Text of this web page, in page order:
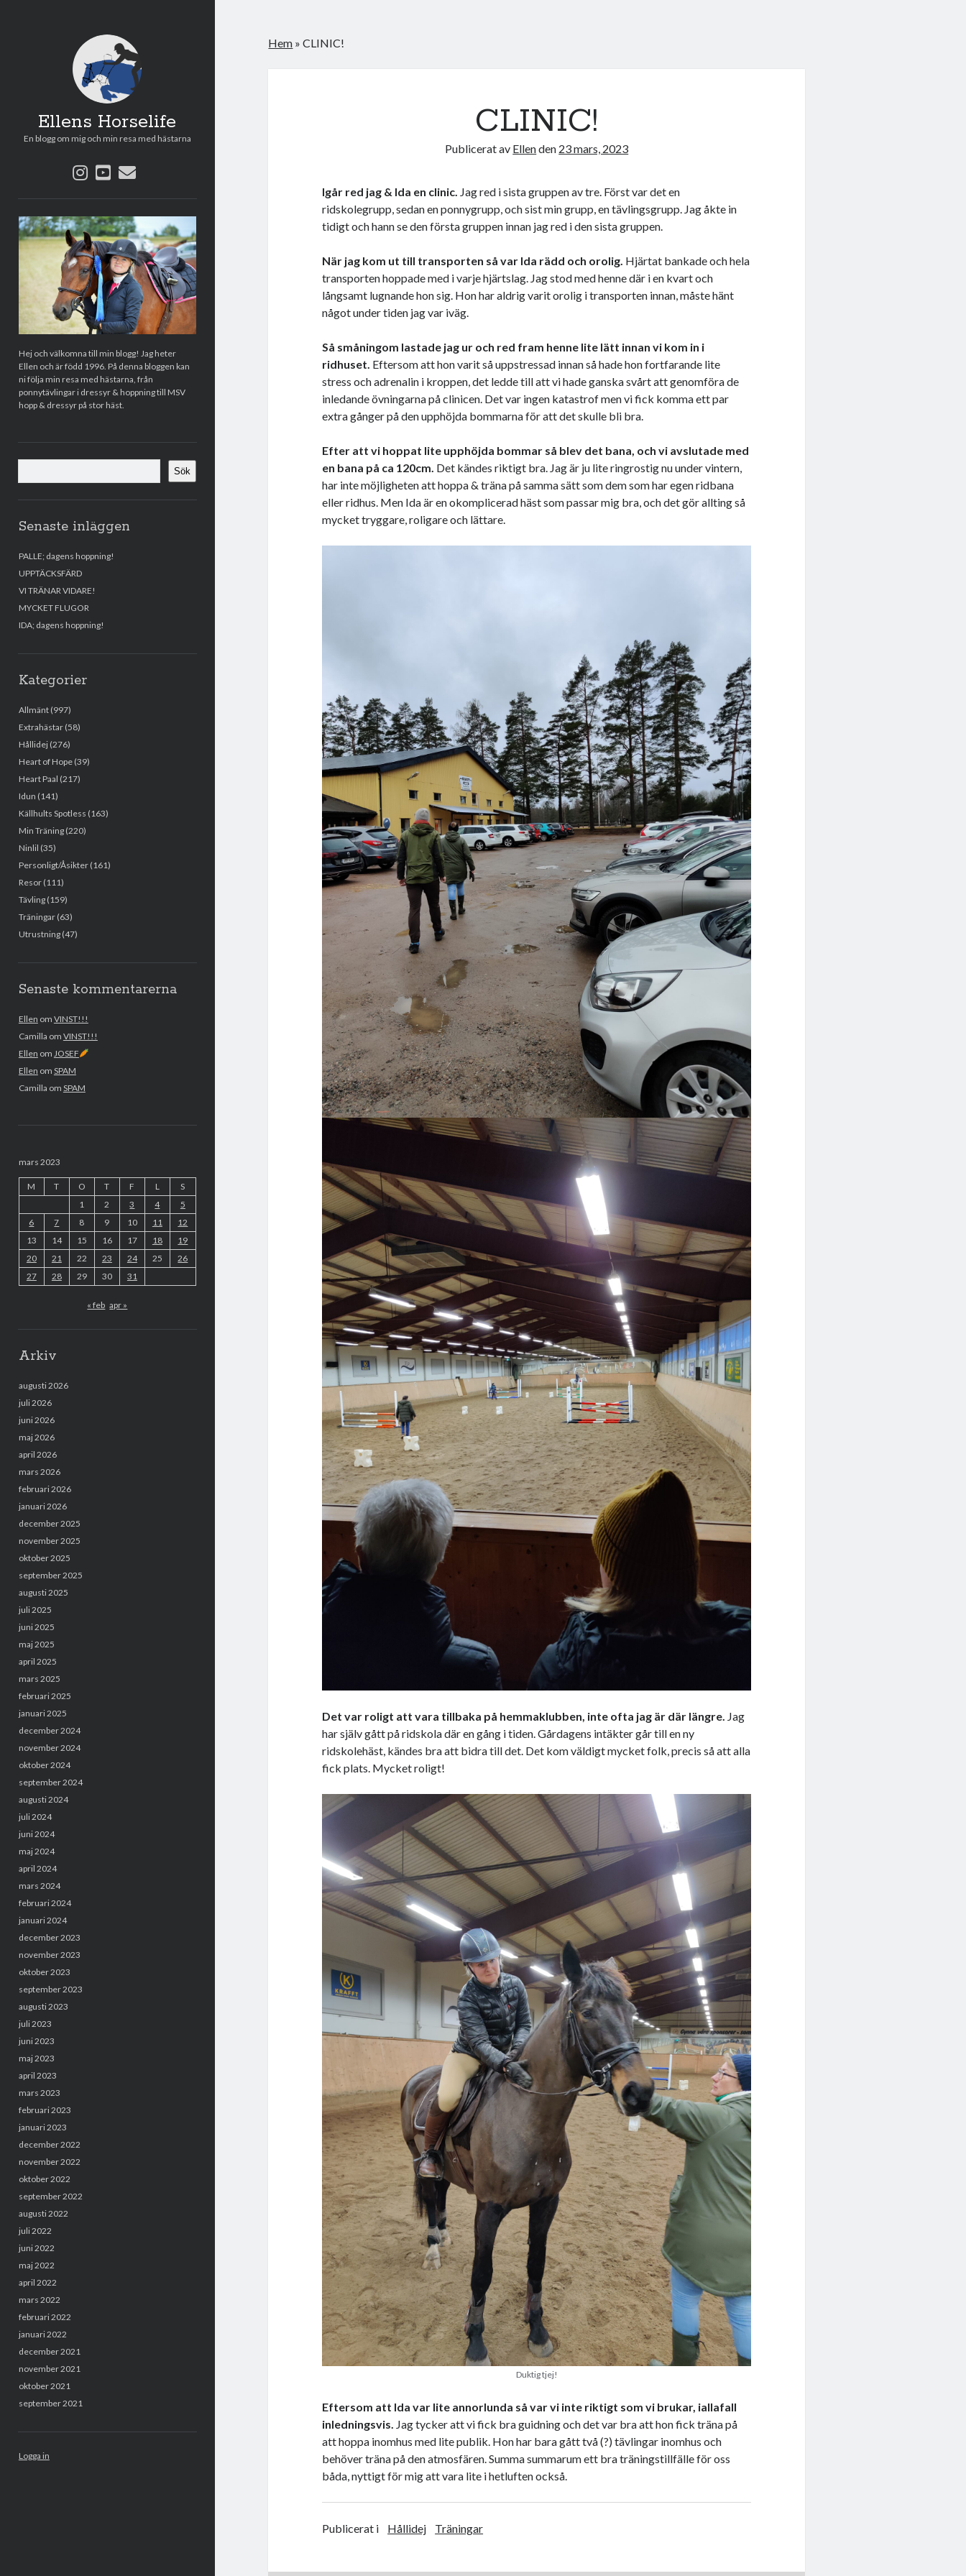
Ellens Horselife
En blogg om mig och min resa med hästarna
instagram
youtube
e-
Sidopanel
Hej och välkomna till min blogg! Jag heter
Ellen och är född 1996. På denna bloggen kan
ni följa min resa med hästarna, från
ponnytävlingar i dressyr & hoppning till MSV
hopp & dressyr på stor häst.
Sök
Senaste inläggen
PALLE; dagens hoppning!
UPPTÄCKSFÄRD
VI TRÄNAR VIDARE!
MYCKET FLUGOR
IDA; dagens hoppning!
Kategorier
Allmänt(997)
Extrahästar(58)
Hållidej(276)
Heart of Hope(39)
Heart Paal (217)
Idun (141)
Källhults Spotless (163)
Min Träning(220)
Ninlil (35)
Personligt/Åsikter(161)
Resor(111)
Tävling(159)
Träningar(63)
Utrustning(47)
Senaste kommentarerna
Ellen om VINST!!!
Camilla om VINST!!!
Ellen om JOSEF
Ellen om SPAM
Camilla om SPAM
mars 2023
M T O T F L
S
1
2 3 4
5
6
7 8 9 10 11
12
13
14 15 16 17 18
19
20
21 22 23 24 25
26
27
28 29 30 31
« feb apr »
Arkiv
augusti 2026
juli 2026
juni 2026
maj 2026
april 2026
mars 2026
februari 2026
januari 2026
december 2025
november 2025
oktober 2025
september 2025
augusti 2025
juli 2025
juni 2025
maj 2025
april 2025
mars 2025
februari 2025
januari 2025
december 2024
november 2024
oktober 2024
september 2024
augusti 2024
juli 2024
juni 2024
maj 2024
april 2024
mars 2024
februari 2024
januari 2024
december 2023
november 2023
oktober 2023
september 2023
augusti 2023
juli 2023
juni 2023
maj 2023
april 2023
mars 2023
februari 2023
januari 2023
december 2022
november 2022
oktober 2022
september 2022
augusti 2022
juli 2022
juni 2022
maj 2022
april 2022
mars 2022
februari 2022
januari 2022
december 2021
november 2021
oktober 2021
september 2021
Logga in
Hem »CLINIC!
CLINIC!
Publicerat av Ellenden 23 mars, 2023
Igår red jag & Ida en clinic. Jag red i sista gruppen av tre. Först var det en
ridskolegrupp, sedan en ponnygrupp, och sist min grupp, en tävlingsgrupp. Jag åkte in
tidigt och hann se den första gruppen innan jag red i den sista gruppen.
När jag kom ut till transporten så var Ida rädd och orolig. Hjärtat bankade och hela
transporten hoppade med i varje hjärtslag. Jag stod med henne där i en kvart och
långsamt lugnande hon sig. Hon har aldrig varit orolig i transporten innan, måste hänt
något under tiden jag var iväg.
Så småningom lastade jag ur och red fram henne lite lätt innan vi kom in i
ridhuset. Eftersom att hon varit så uppstressad innan så hade hon fortfarande lite
stress och adrenalin i kroppen, det ledde till att vi hade ganska svårt att genomföra de
inledande övningarna på clinicen. Det var ingen katastrof men vi fick komma ett par
extra gånger på den upphöjda bommarna för att det skulle bli bra.
Efter att vi hoppat lite upphöjda bommar så blev det bana, och vi avslutade med
en bana på ca 120cm. Det kändes riktigt bra. Jag är ju lite ringrostig nu under vintern,
har inte möjligheten att hoppa & träna på samma sätt som dem som har egen ridbana
eller ridhus. Men Ida är en okomplicerad häst som passar mig bra, och det gör allting så
mycket tryggare, roligare och lättare.
Det var roligt att vara tillbaka på hemmaklubben, inte ofta jag är där längre. Jag
har själv gått på ridskola där en gång i tiden. Gårdagens intäkter går till en ny
ridskolehäst, kändes bra att bidra till det. Det kom väldigt mycket folk, precis så att alla
fick plats. Mycket roligt!
Duktig tjej!
Eftersom att Ida var lite annorlunda så var vi inte riktigt som vi brukar, iallafall
inledningsvis. Jag tycker att vi fick bra guidning och det var bra att hon fick träna på
att hoppa inomhus med lite publik. Hon har bara gått två (?) tävlingar inomhus och
behöver träna på den atmosfären. Summa summarum ett bra träningstillfälle för oss
båda, nyttigt för mig att vara lite i hetluften också.
Publicerat i Hållidej Träningar